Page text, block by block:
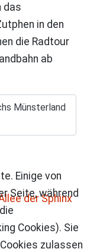
das
in den
die Radtour
ab
Münsterland
der Sphinx
Einige von
Seite, während
Cookies). Sie
zulassen